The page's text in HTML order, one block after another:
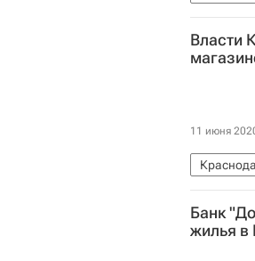
Власти
11 июня
Банк
жилья в